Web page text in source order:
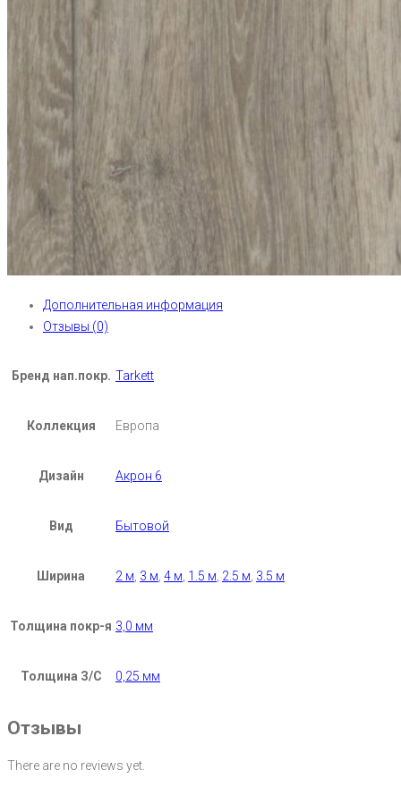
Дополнительная информация
Отзывы (0)
Бренд нап.покр. Tarkett
Коллекция Европа
Дизайн Акрон 6
Вид Бытовой
Ширина 2 м 3 м 4 м 1.5 м 2.5 м 3.5 м
Толщина покр-я 3,0 мм
Толщина З/С 0,25 мм
Отзывы
There are no reviews yet.